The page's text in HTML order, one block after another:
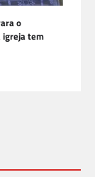
o
igreja tem